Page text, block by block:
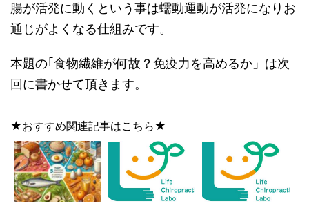
腸が活発に動くという事は蠕動運動が活発になりお
通じがよくなる仕組みです。
本題の｢食物繊維が何故？免疫力を高めるか」は次
回に書かせて頂きます。
★おすすめ関連記事はこちら★